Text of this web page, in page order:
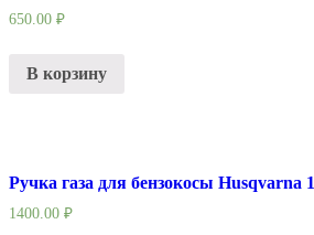
650.00 ₽
В корзину
1400.00 ₽